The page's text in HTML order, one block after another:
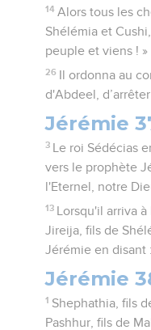
14 Alors tous les
Shélémia et
peuple et viens !
26
Il ordonna au
d'Abdeel,
Jérémie
3
Le roi Sédécias
vers le prophète
l'Eternel, notre
13
Lorsqu'il arriva
Jireija, fils de
Jérémie en disant
Jérémie
1 Shephathia, fils
Pashhur, fils de